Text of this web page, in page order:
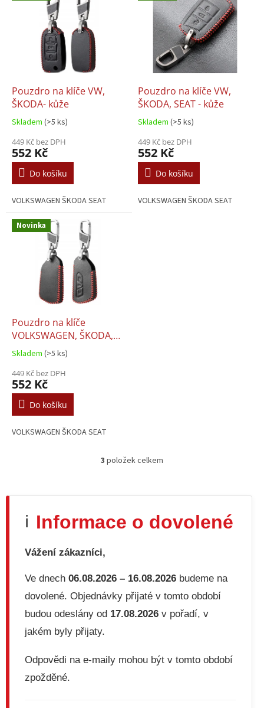
u
ů
Pouzdro na klíče VW,
ŠKODA- kůže
Skladem (>5 ks)
449 Kč bez DPH
552 Kč
Do košíku
VOLKSWAGEN ŠKODA SEAT
Pouzdro na klíče VW,
ŠKODA, SEAT - kůže
Skladem (>5 ks)
449 Kč bez DPH
552 Kč
Do košíku
VOLKSWAGEN ŠKODA SEAT
Novinka
Pouzdro na klíče
VOLKSWAGEN, ŠKODA,
SEAT - kůže
Skladem (>5 ks)
449 Kč bez DPH
552 Kč
Do košíku
VOLKSWAGEN ŠKODA SEAT
O
á
a
c
v
k
y
v
s
u
3 položek celkem
ℹ️ Informace o dovolené
Vážení zákazníci,
Ve dnech 06.08.2026 – 16.08.2026 budeme na
dovolené. Objednávky přijaté v tomto období
budou odeslány od 17.08.2026 v pořadí, v
jakém byly přijaty.
Odpovědi na e-maily mohou být v tomto období
zpožděné.